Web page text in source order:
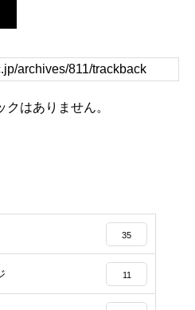
はありません。
35
11